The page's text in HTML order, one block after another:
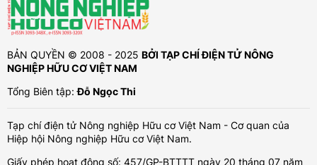
BẢN QUYỀN © 2008 - 2025 BỞI TẠP CHÍ ĐIỆN TỬ NÔNG
NGHIỆP HỮU CƠ VIỆT NAM
Tổng Biên tập:Đỗ Ngọc Thi
Tạp chí điện tử Nông nghiệp Hữu cơ Việt Nam - Cơ quan của
Hiệp hội Nông nghiệp Hữu cơ Việt Nam.
Giấy phép hoạt động số: 457/GP-BTTTT ngày 20 tháng 07 năm